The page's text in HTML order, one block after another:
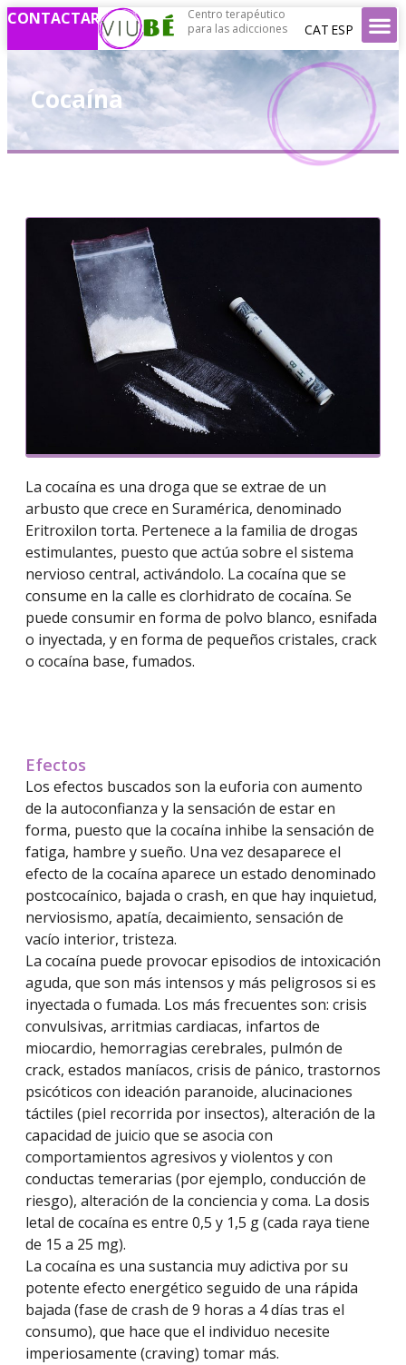
CONTACTAR
Centro terapéutico
para las adicciones
CAT ESP
Cocaína
La cocaína es una droga que se extrae de un
arbusto que crece en Suramérica, denominado
Eritroxilon torta. Pertenece a la familia de drogas
estimulantes, puesto que actúa sobre el sistema
nervioso central, activándolo. La cocaína que se
consume en la calle es clorhidrato de cocaína. Se
puede consumir en forma de polvo blanco, esnifada
o inyectada, y en forma de pequeños cristales, crack
o cocaína base, fumados.
Efectos
Los efectos buscados son la euforia con aumento
de la autoconfianza y la sensación de estar en
forma, puesto que la cocaína inhibe la sensación de
fatiga, hambre y sueño. Una vez desaparece el
efecto de la cocaína aparece un estado denominado
postcocaínico, bajada o crash, en que hay inquietud,
nerviosismo, apatía, decaimiento, sensación de
vacío interior, tristeza.
La cocaína puede provocar episodios de intoxicación
aguda, que son más intensos y más peligrosos si es
inyectada o fumada. Los más frecuentes son: crisis
convulsivas, arritmias cardiacas, infartos de
miocardio, hemorragias cerebrales, pulmón de
crack, estados maníacos, crisis de pánico, trastornos
psicóticos con ideación paranoide, alucinaciones
táctiles (piel recorrida por insectos), alteración de la
capacidad de juicio que se asocia con
comportamientos agresivos y violentos y con
conductas temerarias (por ejemplo, conducción de
riesgo), alteración de la conciencia y coma. La dosis
letal de cocaína es entre 0,5 y 1,5 g (cada raya tiene
de 15 a 25 mg).
La cocaína es una sustancia muy adictiva por su
potente efecto energético seguido de una rápida
bajada (fase de crash de 9 horas a 4 días tras el
consumo), que hace que el individuo necesite
imperiosamente (craving) tomar más.